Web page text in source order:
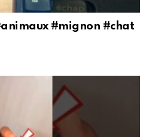
#mignon #chat